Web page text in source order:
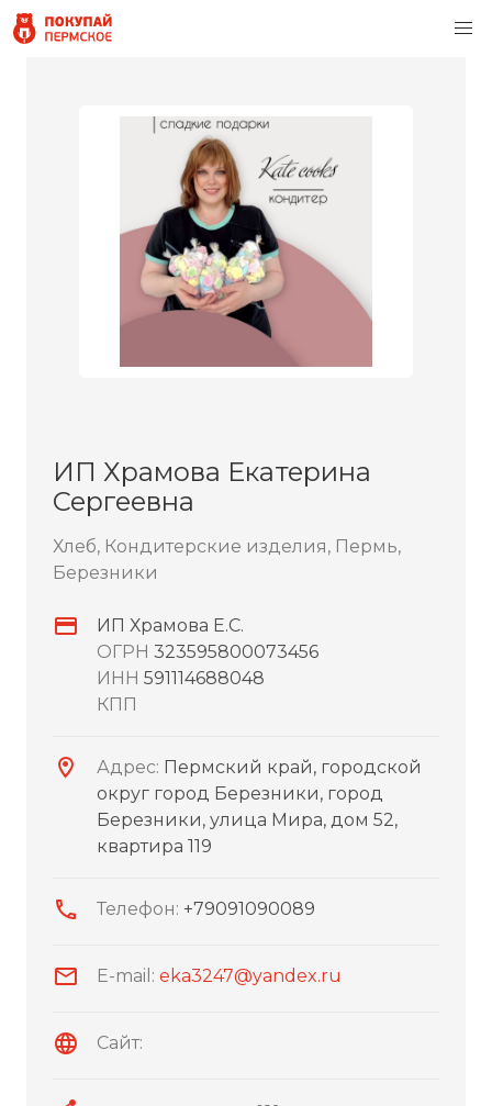
ИП Храмова Екатерина
Сергеевна
Хлеб, Кондитерские изделия, Пермь,
Березники
ИП Храмова Е.С.
ОГРН 323595800073456
ИНН 591114688048
КПП
Адрес: Пермский край, городской
округ город Березники, город
Березники, улица Мира, дом 52,
квартира 119
Телефон: +79091090089
E-mail: eka3247@yandex.ru
Сайт: